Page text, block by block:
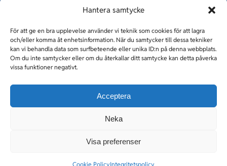
Hantera samtycke
För att ge en bra upplevelse använder vi teknik som cookies för att lagra
och/eller komma åt enhetsinformation. När du samtycker till dessa tekniker
kan vi behandla data som surfbeteende eller unika ID:n på denna webbplats.
Om du inte samtycker eller om du återkallar ditt samtycke kan detta påverka
vissa funktioner negativt.
Acceptera
Neka
Visa preferenser
Cookie PolicyIntegritetspolicy
KUNSKAP OM GOLV SEDAN 1929
Linotolgolv & Linotol Fogfria
Holmqvist entreprenad
NVB Nordisk Vattenbilning